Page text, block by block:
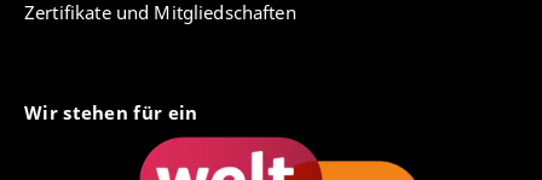
Zertifikate und Mitgliedschaften
Wir stehen für ein